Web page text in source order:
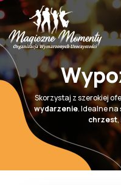
Skorzystaj z szerokiej
wydarzenie. Idealne na
chrzest,